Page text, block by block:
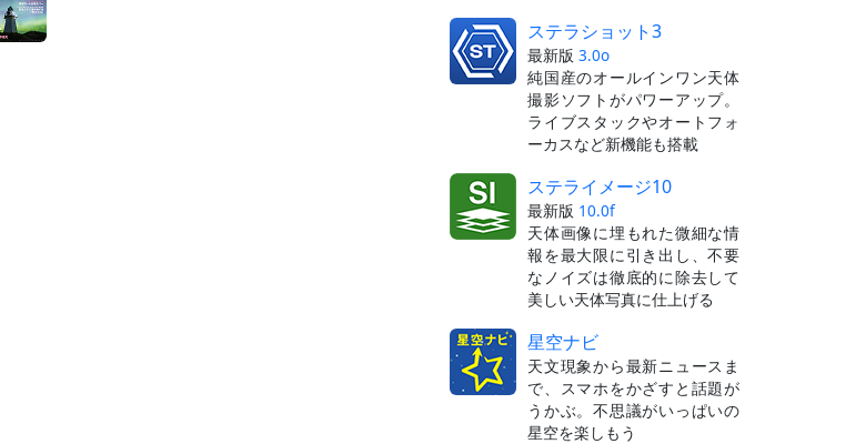
ステラショット3
最新版 3.0o
純国産のオールインワン天体
撮影ソフトがパワーアップ。
ライブスタックやオートフォ
ーカスなど新機能も搭載
ステライメージ10
最新版 10.0f
天体画像に埋もれた微細な情
報を最大限に引き出し、不要
なノイズは徹底的に除去して
美しい天体写真に仕上げる
星空ナビ
天文現象から最新ニュースま
で、スマホをかざすと話題が
うかぶ。不思議がいっぱいの
星空を楽しもう